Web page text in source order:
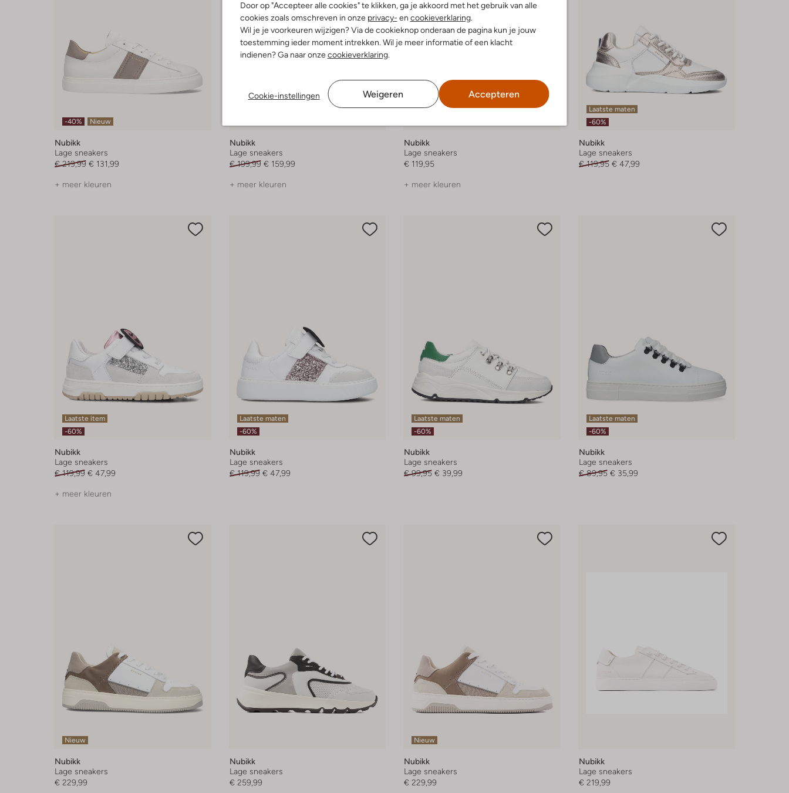
Door op "Accepteer alle cookies" te klikken, ga je akkoord met het gebruik van alle
cookies zoals omschreven in onze privacy- en cookieverklaring.
Wil je je voorkeuren wijzigen? Via de cookieknop onderaan de pagina kun je jouw
toestemming ieder moment intrekken. Wil je meer informatie of een klacht
indienen? Ga naar onzecookieverklaring.
Cookie-instellingen Weigeren Accepteren
-40% Nieuw
Nubikk
Lage sneakers
€ 219,99 € 131,99
+ meer kleuren
Nubikk
Lage sneakers
€ 199,99 € 159,99
+ meer kleuren
Nubikk
Lage sneakers
€ 119,95
+ meer kleuren
Laatste maten
-60%
Nubikk
Lage sneakers
€ 119,95 € 47,99
Laatste item
-60%
Nubikk
Lage sneakers
€ 119,99 € 47,99
+ meer kleuren
Laatste maten
-60%
Nubikk
Lage sneakers
€ 119,99 € 47,99
Laatste maten
-60%
Nubikk
Lage sneakers
€ 99,95 € 39,99
Laatste maten
-60%
Nubikk
Lage sneakers
€ 89,95 € 35,99
Nieuw
Nubikk
Lage sneakers
€ 229,99
Nubikk
Lage sneakers
€ 259,99
Nieuw
Nubikk
Lage sneakers
€ 229,99
Nubikk
Lage sneakers
€ 219,99